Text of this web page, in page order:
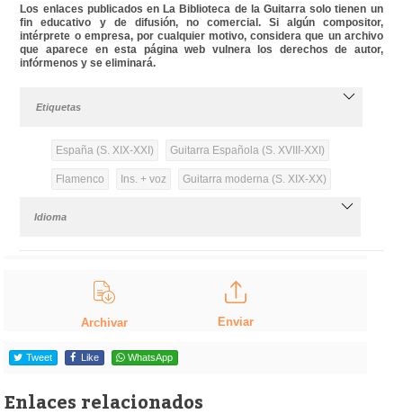
Los enlaces publicados en La Biblioteca de la Guitarra solo tienen un
fin educativo y de difusión, no comercial. Si algún compositor,
intérprete o empresa, por cualquier motivo, considera que un archivo
que aparece en esta página web vulnera los derechos de autor,
infórmenos y se eliminará.
Etiquetas
España (S. XIX-XXI) Guitarra Española (S. XVIII-XXI)
Flamenco Ins. + voz Guitarra moderna (S. XIX-XX)
Idioma
Archivar Enviar
Tweet Like WhatsApp
Enlaces relacionados